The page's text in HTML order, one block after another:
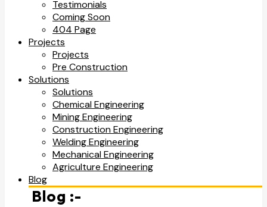
Testimonials
Coming Soon
404 Page
Projects
Projects
Pre Construction
Solutions
Solutions
Chemical Engineering
Mining Engineering
Construction Engineering
Welding Engineering
Mechanical Engineering
Agriculture Engineering
Blog
Blog :-